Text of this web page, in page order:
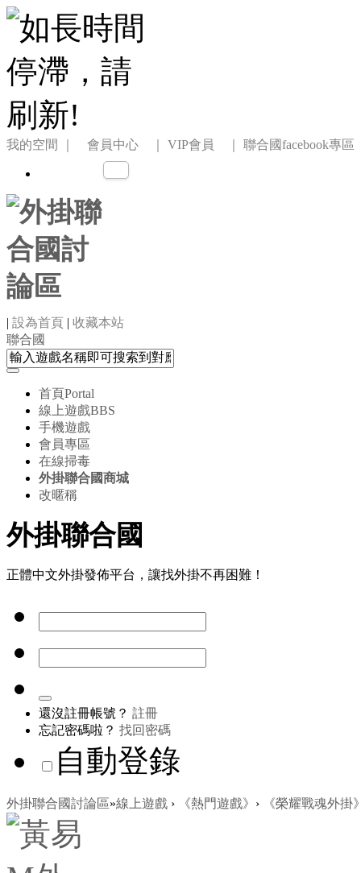
我的空間 ｜ 會員中心 ｜ VIP會員 ｜ 聯合國facebook專區
| 設為首頁 | 收藏本站
聯合國
首頁Portal
線上遊戲BBS
手機遊戲
會員專區
在線掃毒
外掛聯合國商城
改暱稱
外掛聯合國
正體中文外掛發佈平台，讓找外掛不再困難！
還沒註冊帳號？ 註冊
忘記密碼啦？ 找回密碼
自動登錄
外掛聯合國討論區»線上遊戲 › 《熱門遊戲》 › 《榮耀戰魂外掛